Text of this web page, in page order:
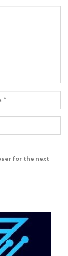
for the next